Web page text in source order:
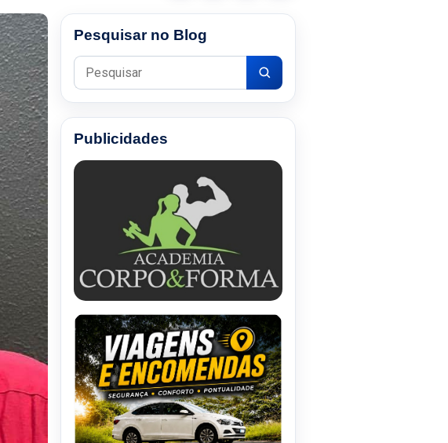
Pesquisar no Blog
Pesquisar por:
Publicidades